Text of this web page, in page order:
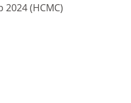
2024 (HCMC)